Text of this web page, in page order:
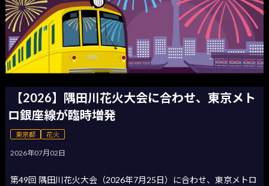
【2026】隅田川花火大会に合わせ、東京メト
ロ銀座線が臨時増発
東京都 花火
2026年07月02日
第49回 隅田川花火大会（2026年7月25日）に合わせ、東京メトロ